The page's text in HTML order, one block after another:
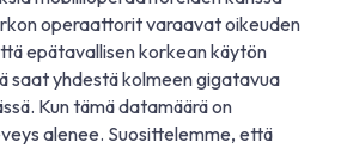
operaattorit varaavat oikeuden
epätavallisen korkean käytön
saat yhdestä kolmeen gigatavua
Kun tämä datamäärä on
alenee. Suosittelemme, että